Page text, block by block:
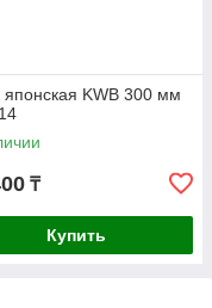
KWB 300 мм
₸
Купить